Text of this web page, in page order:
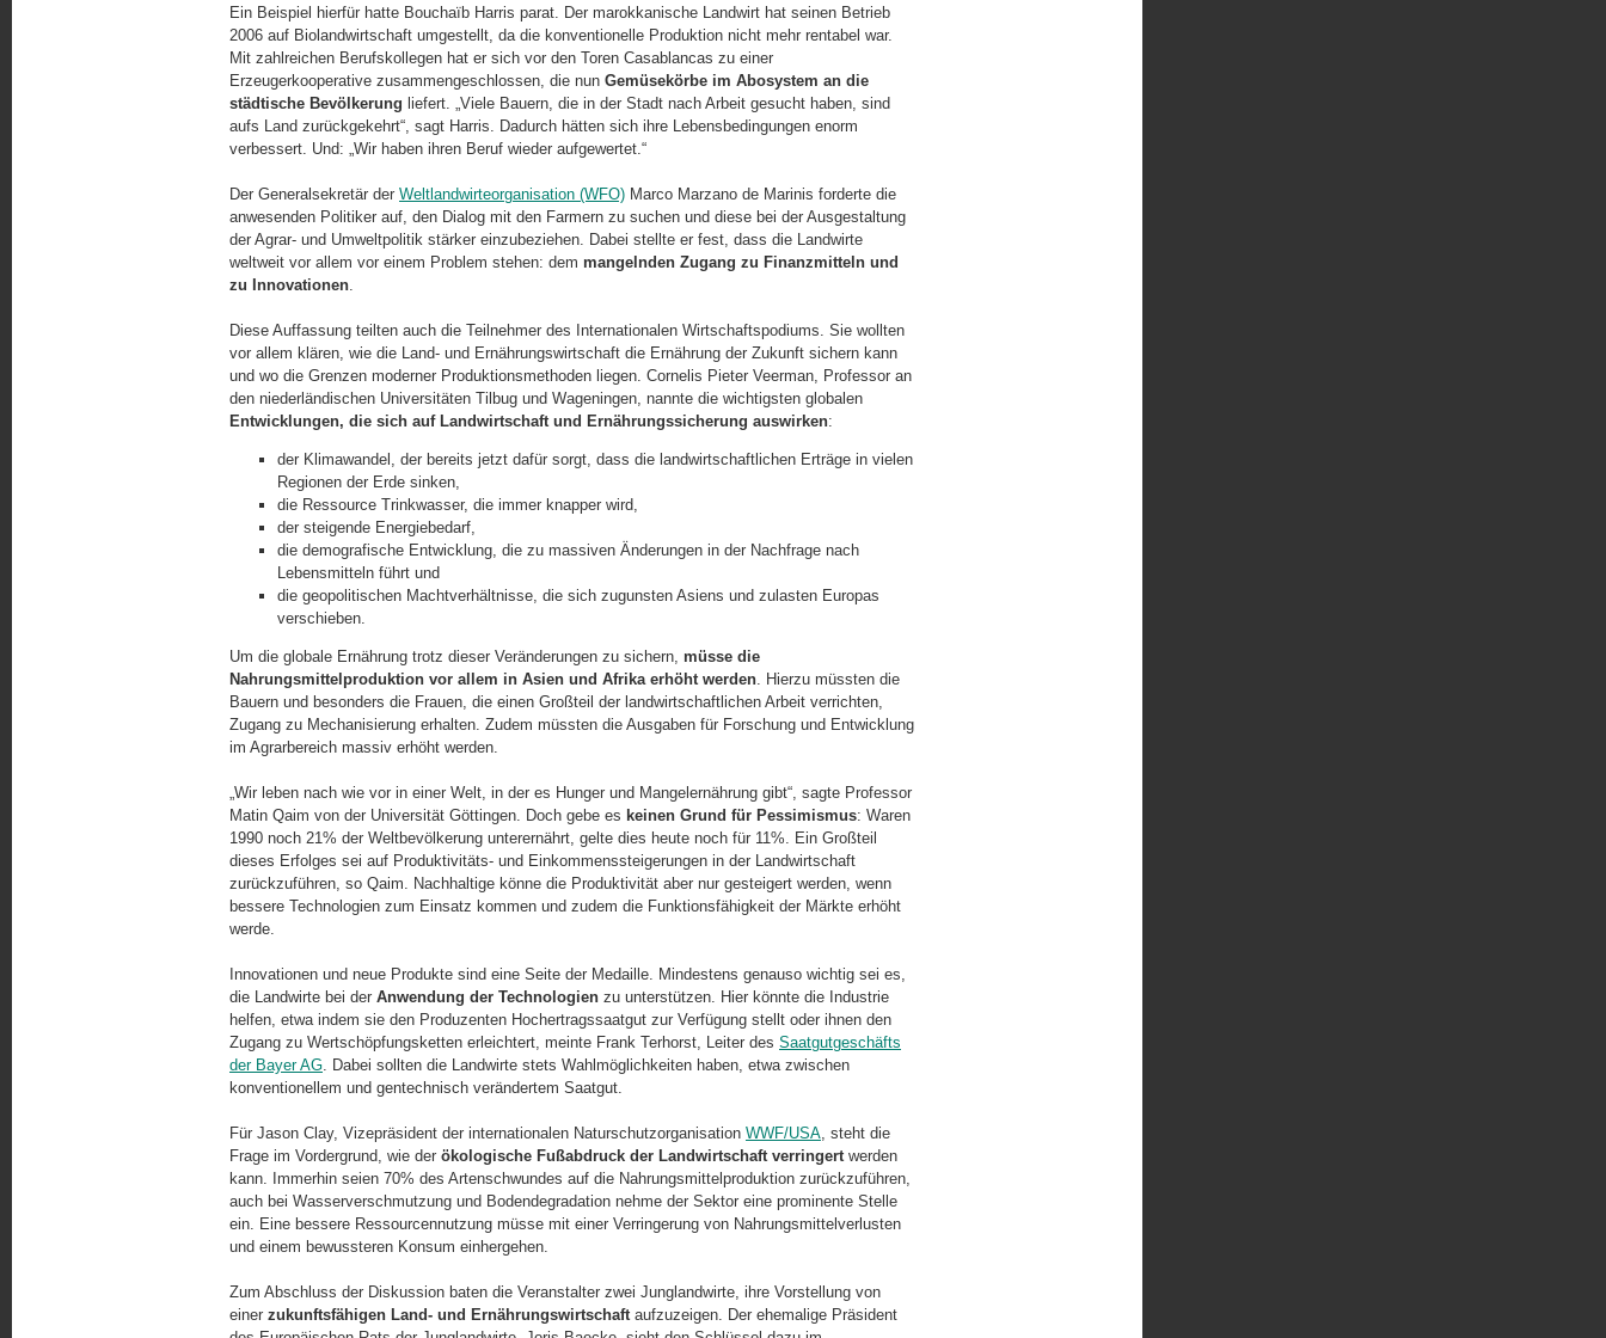
Ein Beispiel hierfür hatte Bouchaïb Harris parat. Der marokkanische Landwirt hat seinen Betrieb
2006 auf Biolandwirtschaft umgestellt, da die konventionelle Produktion nicht mehr rentabel war.
Mit zahlreichen Berufskollegen hat er sich vor den Toren Casablancas zu einer
Erzeugerkooperative zusammengeschlossen, die nun Gemüsekörbe im Abosystem an die
städtische Bevölkerung liefert. „Viele Bauern, die in der Stadt nach Arbeit gesucht haben, sind
aufs Land zurückgekehrt“, sagt Harris. Dadurch hätten sich ihre Lebensbedingungen enorm
verbessert. Und: „Wir haben ihren Beruf wieder aufgewertet.“
Der Generalsekretär der Weltlandwirteorganisation (WFO) Marco Marzano de Marinis forderte die
anwesenden Politiker auf, den Dialog mit den Farmern zu suchen und diese bei der Ausgestaltung
der Agrar- und Umweltpolitik stärker einzubeziehen. Dabei stellte er fest, dass die Landwirte
weltweit vor allem vor einem Problem stehen: dem mangelnden Zugang zu Finanzmitteln und
zu Innovationen
Diese Auffassung teilten auch die Teilnehmer des Internationalen Wirtschaftspodiums. Sie wollten
vor allem klären, wie die Land- und Ernährungswirtschaft die Ernährung der Zukunft sichern kann
und wo die Grenzen moderner Produktionsmethoden liegen. Cornelis Pieter Veerman, Professor an
den niederländischen Universitäten Tilbug und Wageningen, nannte die wichtigsten globalen
Entwicklungen, die sich auf Landwirtschaft und Ernährungssicherung auswirken:
der Klimawandel, der bereits jetzt dafür sorgt, dass die landwirtschaftlichen Erträge in vielen
Regionen der Erde sinken,
die Ressource Trinkwasser, die immer knapper wird,
der steigende Energiebedarf,
die demografische Entwicklung, die zu massiven Änderungen in der Nachfrage nach
Lebensmitteln führt und
die geopolitischen Machtverhältnisse, die sich zugunsten Asiens und zulasten Europas
verschieben.
Um die globale Ernährung trotz dieser Veränderungen zu sichern, müsse die
Nahrungsmittelproduktion vor allem in Asien und Afrika erhöht werden . Hierzu müssten die
Bauern und besonders die Frauen, die einen Großteil der landwirtschaftlichen Arbeit verrichten,
Zugang zu Mechanisierung erhalten. Zudem müssten die Ausgaben für Forschung und Entwicklung
im Agrarbereich massiv erhöht werden.
„Wir leben nach wie vor in einer Welt, in der es Hunger und Mangelernährung gibt“, sagte Professor
Matin Qaim von der Universität Göttingen. Doch gebe es keinen Grund für Pessimismus: Waren
1990 noch 21% der Weltbevölkerung unterernährt, gelte dies heute noch für 11%. Ein Großteil
dieses Erfolges sei auf Produktivitäts- und Einkommenssteigerungen in der Landwirtschaft
zurückzuführen, so Qaim. Nachhaltige könne die Produktivität aber nur gesteigert werden, wenn
bessere Technologien zum Einsatz kommen und zudem die Funktionsfähigkeit der Märkte erhöht
werde.
Innovationen und neue Produkte sind eine Seite der Medaille. Mindestens genauso wichtig sei es,
die Landwirte bei der Anwendung der Technologien zu unterstützen. Hier könnte die Industrie
helfen, etwa indem sie den Produzenten Hochertragssaatgut zur Verfügung stellt oder ihnen den
Zugang zu Wertschöpfungsketten erleichtert, meinte Frank Terhorst, Leiter des Saatgutgeschäfts
der Bayer AG . Dabei sollten die Landwirte stets Wahlmöglichkeiten haben, etwa zwischen
konventionellem und gentechnisch verändertem Saatgut.
Für Jason Clay, Vizepräsident der internationalen Naturschutzorganisation WWF/USA , steht die
Frage im Vordergrund, wie der ökologische Fußabdruck der Landwirtschaft verringert werden
kann. Immerhin seien 70% des Artenschwundes auf die Nahrungsmittelproduktion zurückzuführen,
auch bei Wasserverschmutzung und Bodendegradation nehme der Sektor eine prominente Stelle
ein. Eine bessere Ressourcennutzung müsse mit einer Verringerung von Nahrungsmittelverlusten
und einem bewussteren Konsum einhergehen.
Zum Abschluss der Diskussion baten die Veranstalter zwei Junglandwirte, ihre Vorstellung von
einer zukunftsfähigen Land- und Ernährungswirtschaft aufzuzeigen. Der ehemalige Präsident